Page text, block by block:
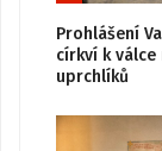
Prohlášení
církví k válce
uprchlíků